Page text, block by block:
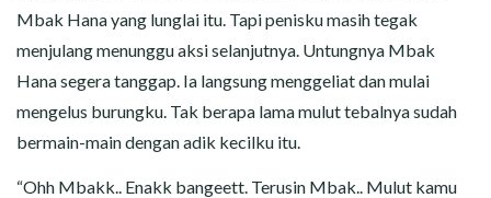
Mbak Hana yang lunglai itu. Tapi penisku masih tegak
menjulang menunggu aksi selanjutnya. Untungnya Mbak
Hana segera tanggap. Ia langsung menggeliat dan mulai
mengelus burungku. Tak berapa lama mulut tebalnya sudah
bermain-main dengan adik kecilku itu.
“Ohh Mbakk.. Enakk bangeett. Terusin Mbak.. Mulut kamu